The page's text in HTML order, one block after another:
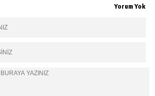
Yorum Yok